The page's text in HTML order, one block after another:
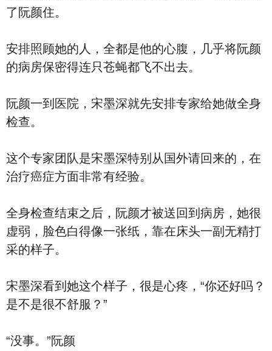
了阮颜住。
安排照顾她的人，全都是他的心腹，几乎将阮颜
的病房保密得连只苍蝇都飞不出去。
阮颜一到医院，宋墨深就先安排专家给她做全身
检查。
这个专家团队是宋墨深特别从国外请回来的，在
治疗癌症方面非常有经验。
全身检查结束之后，阮颜才被送回到病房，她很
虚弱，脸色白得像一张纸，靠在床头一副无精打
采的样子。
宋墨深看到她这个样子，很是心疼，“你还好吗？
是不是很不舒服？”
“没事。”阮颜